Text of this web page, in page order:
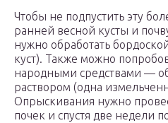
Чтобы не подпустить эту
ранней весной кусты и
нужно обработать
куст). Также можно
народными средствами —
раствором (одна
Опрыскивания нужно
почек и спустя две недели